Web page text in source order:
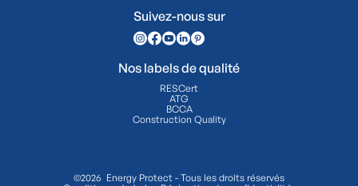
Suivez-nous sur
Nos labels de qualité
RESCert
ATG
BCCA
Construction Quality
©2026 Energy Protect - Tous les droits réservés